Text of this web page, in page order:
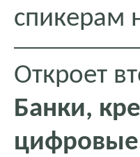
спикерам
Откроет
Банки,